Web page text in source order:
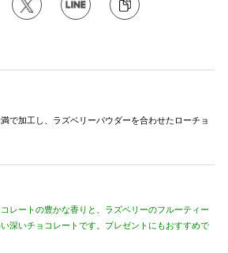
で加工し、ラズベリーパウダーを合わせたローチョ
レートの豊かな香りと、ラズベリーのフルーティー
深いチョコレートです。プレゼントにもおすすめで